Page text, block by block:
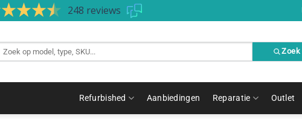
248 reviews
producten
Zoek
Refurbished Aanbiedingen Reparatie Outlet